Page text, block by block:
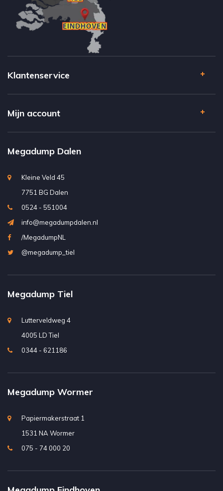
Klantenservice
Mijn account
Megadump Dalen
Kleine Veld 45
7751 BG Dalen
0524 - 551004
info@megadumpdalen.nl
/MegadumpNL
@megadump_tiel
Megadump Tiel
Lutterveldweg 4
4005 LD Tiel
0344 - 621186
Megadump Wormer
Papiermakerstraat 1
1531 NA Wormer
075 - 74 000 20